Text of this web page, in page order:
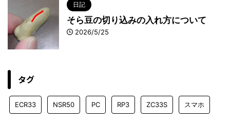
日記
そら豆の切り込みの入れ方について
2026/5/25
タグ
ECR33 NSR50 PC RP3 ZC33S スマホ